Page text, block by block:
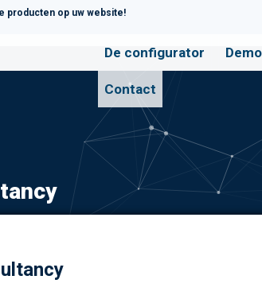
producten op uw website!
De configurator Demo
Contact